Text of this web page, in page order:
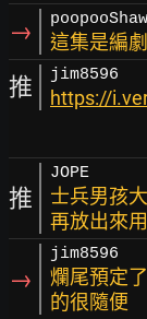
→ poopooShaw
這集是編
推 jim8596
https://
推
JOPE
士兵男孩
再放出來用
→
jim8596
爛尾預定
的很隨便